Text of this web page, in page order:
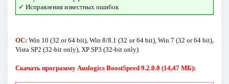
✓ Исправления известных ошибок
ОС: Win 10 (32 or 64 bit), Win 8/8.1 (32 or 64 bit), Win 7 (32 or 64 bit),
Vista SP2 (32-bit only), XP SP3 (32-bit only)
Скачать программу Auslogics BoostSpeed 9.2.0.0 (14,47 МБ):